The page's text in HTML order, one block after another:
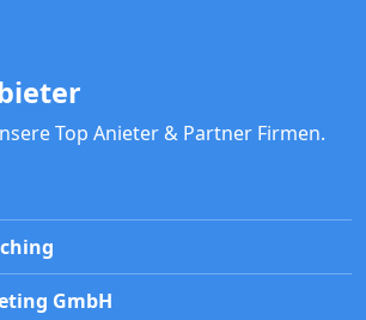
Top Anieter & Partner Firmen.
GmbH